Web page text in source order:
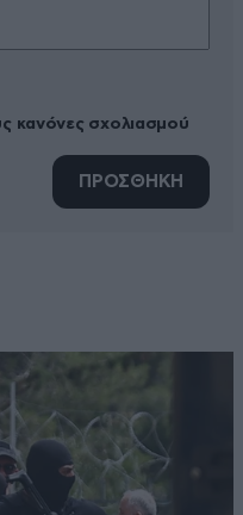
κανόνες σχολιασμού
ΠΡΟΣΘΗΚΗ